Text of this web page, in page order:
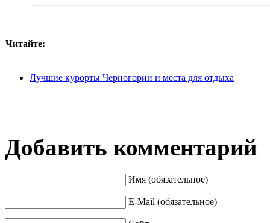
Читайте:
Лучшие курорты Черногории и места для отдыха
Добавить комментарий
Имя (обязательное)
E-Mail (обязательное)